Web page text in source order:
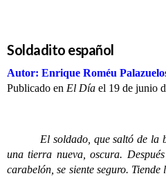
Soldadito español
Autor: Enrique Roméu
Publicado en El Día el 19 de junio
El soldado, que saltó de la
una tierra nueva, oscura.
carabelón, se siente seguro.